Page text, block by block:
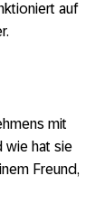
auf
mit
wie hat sie
Freund,